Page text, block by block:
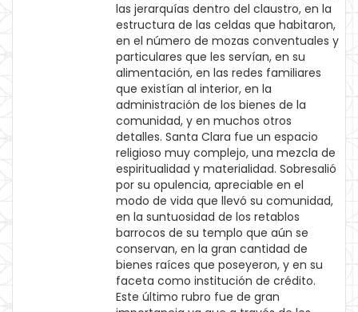
las jerarquías dentro del claustro, en la
estructura de las celdas que habitaron,
en el número de mozas conventuales y
particulares que les servían, en su
alimentación, en las redes familiares
que existían al interior, en la
administración de los bienes de la
comunidad, y en muchos otros
detalles. Santa Clara fue un espacio
religioso muy complejo, una mezcla de
espiritualidad y materialidad. Sobresalió
por su opulencia, apreciable en el
modo de vida que llevó su comunidad,
en la suntuosidad de los retablos
barrocos de su templo que aún se
conservan, en la gran cantidad de
bienes raíces que poseyeron, y en su
faceta como institución de crédito.
Este último rubro fue de gran